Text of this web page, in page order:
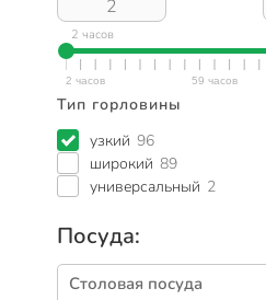
2 часов
Тип горловины
узкий 96
широкий 89
универсальный 2
Посуда:
Столовая посуда